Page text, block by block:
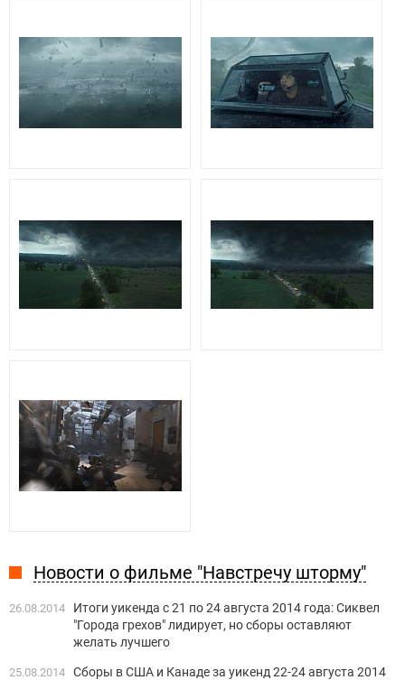
Новости о фильме "Навстречу шторму"
26.08.2014
Итоги уикенда c 21 по 24 августа 2014 года: Сиквел
"Города грехов" лидирует, но сборы оставляют
желать лучшего
25.08.2014 Сборы в США и Канаде за уикенд 22-24 августа 2014